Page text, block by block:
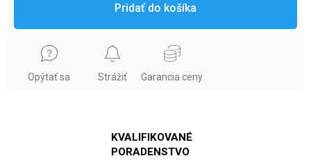
Pridať do košíka
Opýtať sa Strážiť Garancia ceny
KVALIFIKOVANÉ
PORADENSTVO